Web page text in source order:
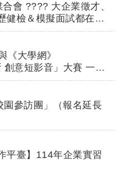
會 ???? 大企業徵才、
健檢＆模擬面試都在
《大學網》
參訪團」（報名延長
平臺】114年企業實習